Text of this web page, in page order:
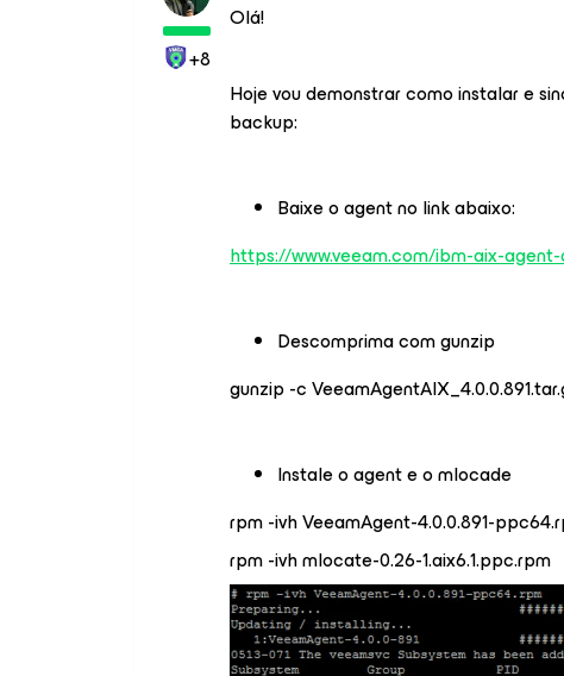
+8
Olá!
Hoje vou demonstrar como instalar e
backup:
Baixe o agent no link abaixo:
https://www.veeam.com/ibm-aix-
Descomprima com gunzip
gunzip -c
Instale o agent e o mlocade
rpm -ivh VeeamAgent-4.0.0.891-
rpm -ivh mlocate-0.26-1.aix6.1.ppc.rpm